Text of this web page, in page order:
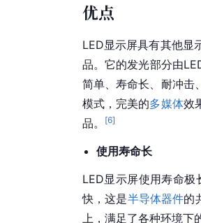
优点
LED显示屏具有其他显
品。它的发光部分由
简单、寿命长、耐冲击
模式，完美的多媒体效
品。
[6]
使用寿命长
LED显示屏使用寿命极
快，这是半导体器件的
上，满足了各种环境下